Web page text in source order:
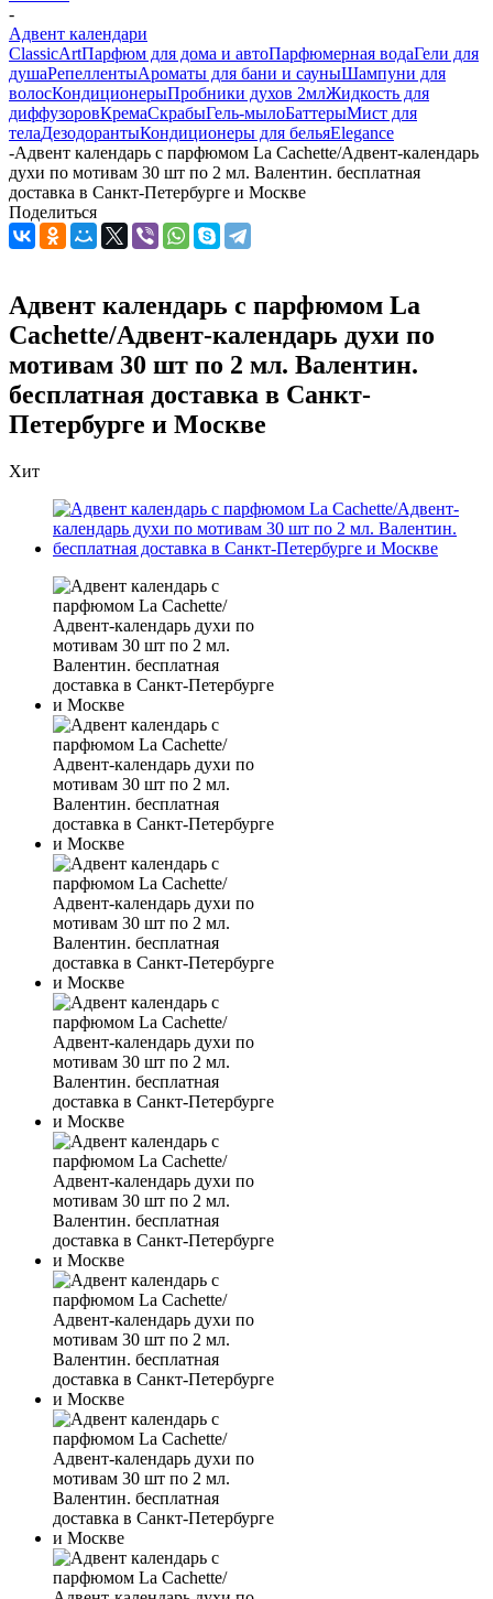
-
Адвент календари
ClassicArtПарфюм для дома и автоПарфюмерная водаГели для
душаРепеллентыАроматы для бани и сауныШампуни для
волосКондиционерыПробники духов 2млЖидкость для
диффузоровКремаСкрабыГель-мылоБаттерыМист для
телаДезодорантыКондиционеры для бельяElegance
-Адвент календарь с парфюмом La Cachette/Адвент-календарь
духи по мотивам 30 шт по 2 мл. Валентин. бесплатная
доставка в Санкт-Петербурге и Москве
Поделиться
Адвент календарь с парфюмом La
Cachette/Адвент-календарь духи по
мотивам 30 шт по 2 мл. Валентин.
бесплатная доставка в Санкт-
Петербурге и Москве
Хит